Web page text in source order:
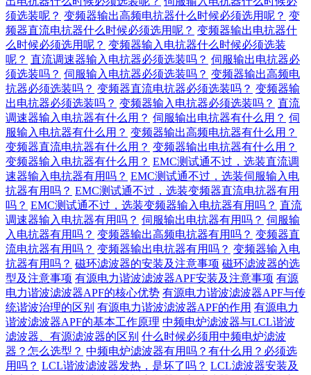
须选装呢？ 变频器输出高频电抗器什么时候必须选用呢？ 变
频器直流电抗器什么时候必须选用呢？ 变频器输出电抗器什
么时候必须选用呢？ 变频器输入电抗器什么时候必须选装
呢？ 直流调速器输入电抗器必须选装吗？ 伺服输出电抗器必
须选装吗？ 伺服输入电抗器必须选装吗？ 变频器输出高频电
抗器必须选装吗？ 变频器直流电抗器必须选装吗？ 变频器输
出电抗器必须选装吗？ 变频器输入电抗器必须选装吗？ 直流
调速器输入电抗器有什么用？ 伺服输出电抗器有什么用？ 伺
服输入电抗器有什么用？ 变频器输出高频电抗器有什么用？
变频器直流电抗器有什么用？ 变频器输出电抗器有什么用？
变频器输入电抗器有什么用？ EMC测试通不过，选装直流调
速器输入电抗器有用吗？ EMC测试通不过，选装伺服输入电
抗器有用吗？ EMC测试通不过，选装变频器直流电抗器有用
吗？ EMC测试通不过，选装变频器输入电抗器有用吗？ 直流
调速器输入电抗器有用吗？ 伺服输出电抗器有用吗？ 伺服输
入电抗器有用吗？ 变频器输出高频电抗器有用吗？ 变频器直
流电抗器有用吗？ 变频器输出电抗器有用吗？ 变频器输入电
抗器有用吗？ 磁环滤波器的安装及注意事项 磁环滤波器的选
型及注意事项 有源电力谐波滤波器APF安装及注意事项 有源
电力谐波滤波器APF的核心优势 有源电力谐波滤波器APF与传
统谐波治理的区别 有源电力谐波滤波器APF的作用 有源电力
谐波滤波器APF的基本工作原理 中频电炉滤波器与LCL谐波
滤波器、有源滤波器的区别 什么时候必须用中频电炉滤波
器？怎么选型？ 中频电炉滤波器有用吗？有什么用？必须选
用吗？ LCL谐波滤波器发热，是坏了吗？ LCL滤波器安装及